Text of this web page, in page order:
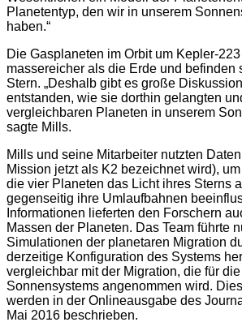
Planetentyp, den wir in unserem
haben.“
Die Gasplaneten im Orbit um Kepler-
massereicher als die Erde und befinden
Stern. „Deshalb gibt es große
entstanden, wie sie dorthin gelangten
vergleichbaren Planeten in unserem
sagte Mills.
Mills und seine Mitarbeiter nutzten
Mission jetzt als K2 bezeichnet wird),
die vier Planeten das Licht ihres Sterns
gegenseitig ihre Umlaufbahnen
Informationen lieferten den Forschern
Massen der Planeten. Das Team führte
Simulationen der planetaren Migration
derzeitige Konfiguration des Systems
vergleichbar mit der Migration, die für
Sonnensystems angenommen wird.
werden in der Onlineausgabe des
Mai 2016 beschrieben.